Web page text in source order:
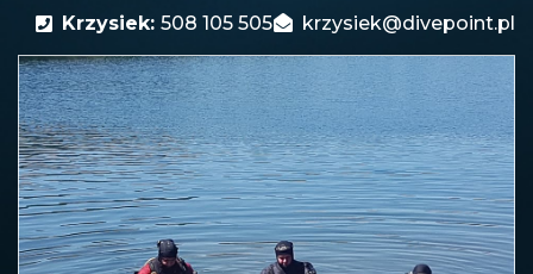
Krzysiek: 508 105 505 krzysiek@divepoint.pl